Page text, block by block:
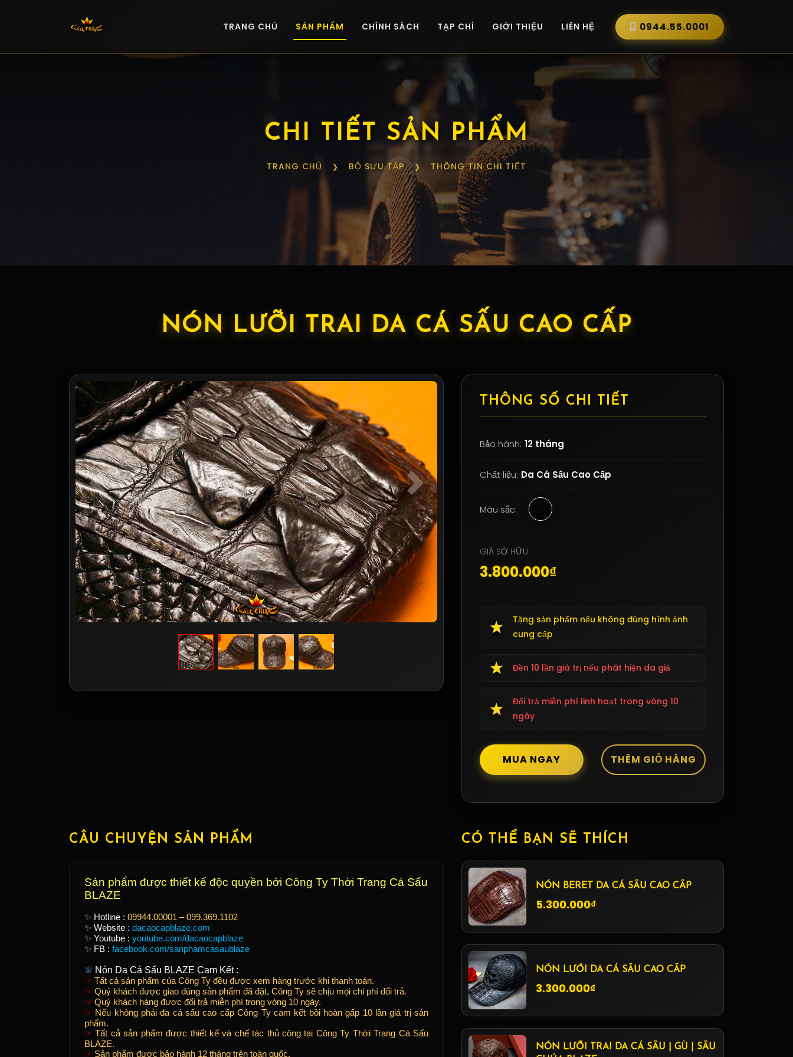
TRANG CHỦ SẢN PHẨM CHÍNH SÁCH TẠP CHÍ GIỚI THIỆU LIÊN HỆ 0944.55.0001
CHI TIẾT SẢN PHẨM
TRANG CHỦ ❯ BỘ SƯU TẬP ❯ THÔNG TIN CHI TIẾT
NÓN LƯỠI TRAI DA CÁ SẤU CAO CẤP
Previous Next
THÔNG SỐ CHI TIẾT
Bảo hành: 12 tháng
Chất liệu: Da Cá Sấu Cao Cấp
Màu sắc:
GIÁ SỞ HỮU:
3.800.000₫
Tặng sản phẩm nếu không đúng hình ảnh
cung cấp
Đền 10 lần giá trị nếu phát hiện da giả
Đổi trả miễn phí linh hoạt trong vòng 10
ngày
CÂU CHUYỆN SẢN PHẨM
Sản phẩm được thiết kế độc quyền bởi Công Ty Thời Trang Cá Sấu
BLAZE
✨ Hotline : 09944.00001 – 099.369.1102
✨ Website : dacaocapblaze.com
✨ Youtube : youtube.com/dacaocapblaze
✨ FB : facebook.com/sanphamcasaublaze
♕ Nón Da Cá Sấu BLAZE Cam Kết :
☞ Tất cả sản phẩm của Công Ty đều được xem hàng trước khi thanh toán.
☞ Quý khách được giao đúng sản phẩm đã đặt, Công Ty sẽ chịu mọi chi phí đổi trả.
☞ Quý khách hàng được đổi trả miễn phí trong vòng 10 ngày.
☞ Nếu không phải da cá sấu cao cấp Công Ty cam kết bồi hoàn gấp 10 lần giá trị sản
phẩm.
☞ Tất cả sản phẩm được thiết kế và chế tác thủ công tại Công Ty Thời Trang Cá Sấu
BLAZE.
☞ Sản phẩm được bảo hành 12 tháng trên toàn quốc.
CÓ THỂ BẠN SẼ THÍCH
NÓN BERET DA CÁ SẤU CAO CẤP
5.300.000₫
NÓN LƯỚI DA CÁ SẤU CAO CẤP
3.300.000₫
NÓN LƯỠI TRAI DA CÁ SẤU | GÙ | SẤU